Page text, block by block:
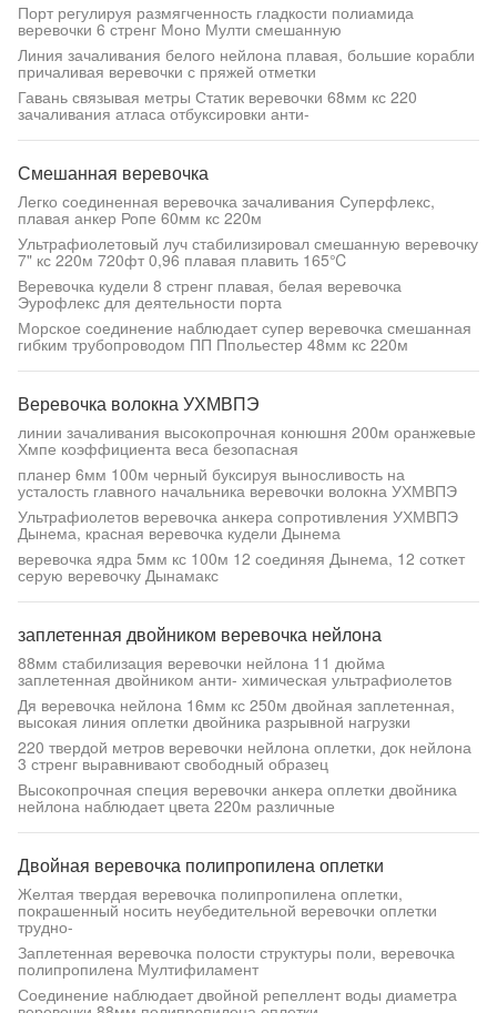
Порт регулируя размягченность гладкости полиамида
веревочки 6 стренг Моно Мулти смешанную
Линия зачаливания белого нейлона плавая, большие корабли
причаливая веревочки с пряжей отметки
Гавань связывая метры Статик веревочки 68мм кс 220
зачаливания атласа отбуксировки анти-
Смешанная веревочка
Легко соединенная веревочка зачаливания Суперфлекс,
плавая анкер Ропе 60мм кс 220м
Ультрафиолетовый луч стабилизировал смешанную веревочку
7" кс 220м 720фт 0,96 плавая плавить 165℃
Веревочка кудели 8 стренг плавая, белая веревочка
Эурофлекс для деятельности порта
Морское соединение наблюдает супер веревочка смешанная
гибким трубопроводом ПП Ппольестер 48мм кс 220м
Веревочка волокна УХМВПЭ
линии зачаливания высокопрочная конюшня 200м оранжевые
Хмпе коэффициента веса безопасная
планер 6мм 100м черный буксируя выносливость на
усталость главного начальника веревочки волокна УХМВПЭ
Ультрафиолетов веревочка анкера сопротивления УХМВПЭ
Дынема, красная веревочка кудели Дынема
веревочка ядра 5мм кс 100м 12 соединяя Дынема, 12 соткет
серую веревочку Дынамакс
заплетенная двойником веревочка нейлона
88мм стабилизация веревочки нейлона 11 дюйма
заплетенная двойником анти- химическая ультрафиолетов
Дя веревочка нейлона 16мм кс 250м двойная заплетенная,
высокая линия оплетки двойника разрывной нагрузки
220 твердой метров веревочки нейлона оплетки, док нейлона
3 стренг выравнивают свободный образец
Высокопрочная специя веревочки анкера оплетки двойника
нейлона наблюдает цвета 220м различные
Двойная веревочка полипропилена оплетки
Желтая твердая веревочка полипропилена оплетки,
покрашенный носить неубедительной веревочки оплетки
трудно-
Заплетенная веревочка полости структуры поли, веревочка
полипропилена Мултифиламент
Соединение наблюдает двойной репеллент воды диаметра